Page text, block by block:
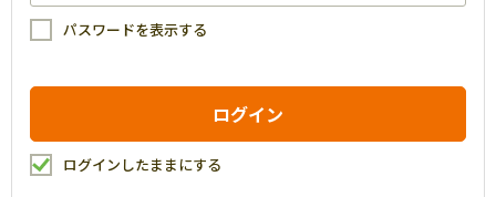
パスワードを表示する
ログインしたままにする